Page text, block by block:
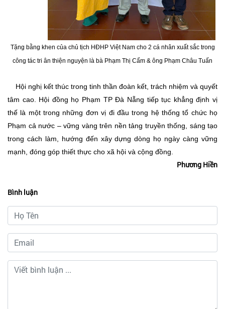
Tặng bằng khen của chủ tịch HĐHP Việt Nam cho 2 cá nhân xuất sắc trong
công tác tri ân thiện nguyện là bà Phạm Thị Cẩm & ông Phạm Châu Tuấn
Hội nghị kết thúc trong tinh thần đoàn kết, trách nhiệm và quyết
tâm cao. Hội đồng họ Phạm TP Đà Nẵng tiếp tục khẳng định vị
thế là một trong những đơn vị đi đầu trong hệ thống tổ chức họ
Phạm cả nước – vững vàng trên nền tảng truyền thống, sáng tạo
trong cách làm, hướng đến xây dựng dòng họ ngày càng vững
mạnh, đóng góp thiết thực cho xã hội và cộng đồng.
Phương Hiền
Bình luận